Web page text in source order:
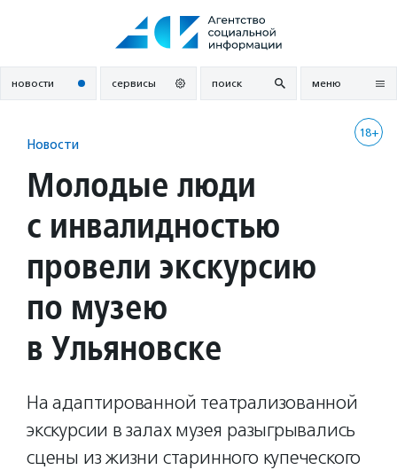
новости сервисы поиск меню
18+
Новости
Молодые люди
с инвалидностью
провели экскурсию
по музею
в Ульяновске
На адаптированной театрализованной
экскурсии в залах музея разыгрывались
сцены из жизни старинного купеческого